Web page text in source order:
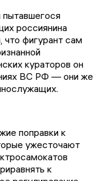
россиянина
фигурант сам
кураторов он
ВС РФ — они же
поправки к
ужесточают
к